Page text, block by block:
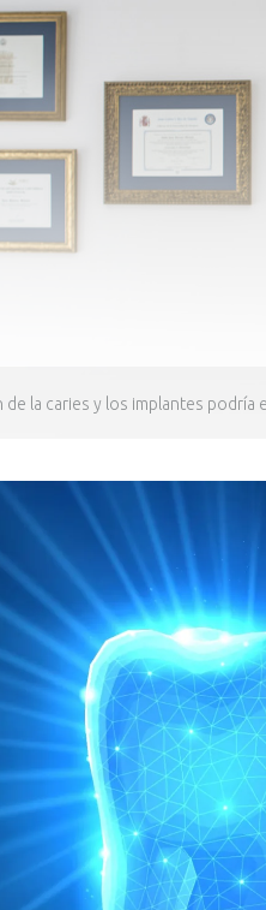
de la caries y los implantes podría